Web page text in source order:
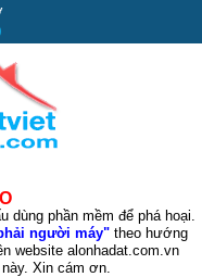
dùng phần mềm để phá hoại.
người máy"theo hướng
website alonhadat.com.vn
Xin cám ơn.